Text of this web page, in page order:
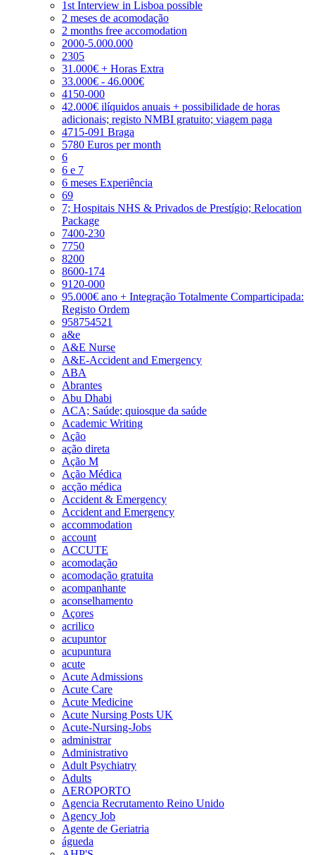
1st Interview in Lisboa possible
2 meses de acomodação
2 months free accomodation
2000-5.000.000
2305
31.000€ + Horas Extra
33.000€ - 46.000€
4150-000
42.000€ ilíquidos anuais + possibilidade de horas
adicionais; registo NMBI gratuito; viagem paga
4715-091 Braga
5780 Euros per month
6
6 e 7
6 meses Experiência
69
7; Hospitais NHS & Privados de Prestígio; Relocation
Package
7400-230
7750
8200
8600-174
9120-000
95.000€ ano + Integração Totalmente Comparticipada:
Registo Ordem
958754521
a&e
A&E Nurse
A&E-Accident and Emergency
ABA
Abrantes
Abu Dhabi
ACA; Saúde; quiosque da saúde
Academic Writing
Ação
ação direta
Ação M
Ação Médica
acção médica
Accident & Emergency
Accident and Emergency
accommodation
account
ACCUTE
acomodação
acomodação gratuita
acompanhante
aconselhamento
Açores
acrilico
acupuntor
acupuntura
acute
Acute Admissions
Acute Care
Acute Medicine
Acute Nursing Posts UK
Acute-Nursing-Jobs
administrar
Administrativo
Adult Psychiatry
Adults
AEROPORTO
Agencia Recrutamento Reino Unido
Agency Job
Agente de Geriatria
águeda